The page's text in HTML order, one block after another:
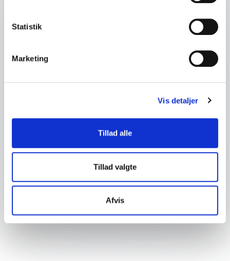
Statistik
Marketing
Vis detaljer
Tillad alle
Tillad valgte
Afvis
Dit telefonnummer
Firma / Organisation
Send forespørgsel